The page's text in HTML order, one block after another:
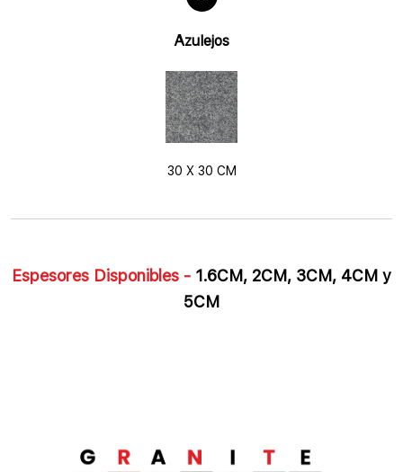
Azulejos
30 X 30 CM
Espesores Disponibles - 1.6CM, 2CM, 3CM, 4CM y
5CM